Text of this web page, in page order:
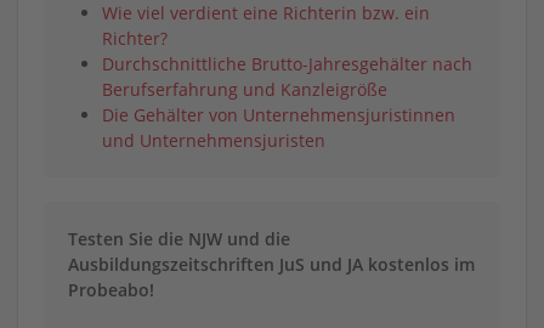
Wie viel verdient eine Richterin bzw. ein
Richter?
Durchschnittliche Brutto-Jahresgehälter nach
Berufserfahrung und Kanzleigröße
Die Gehälter von Unternehmensjuristinnen
und Unternehmensjuristen
Testen Sie die NJW und die
Ausbildungszeitschriften JuS und JA kostenlos im
Probeabo!